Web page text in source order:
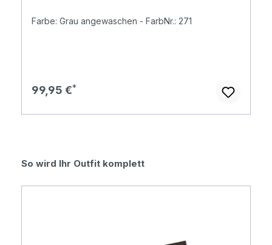
Farbe: Grau angewaschen - FarbNr.: 271
Regulärer Preis:
99,95 €
Produktgalerie überspringen
So wird Ihr Outfit komplett